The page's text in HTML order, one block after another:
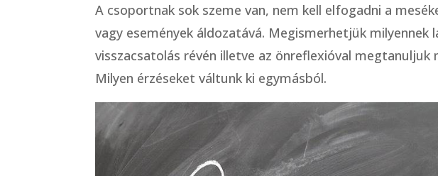
A csoportnak sok szeme van, nem kell elfogadni a
vagy események áldozatává. Megismerhetjük milyennek
visszacsatolás révén illetve az önreflexióval
Milyen érzéseket váltunk ki egymásból.